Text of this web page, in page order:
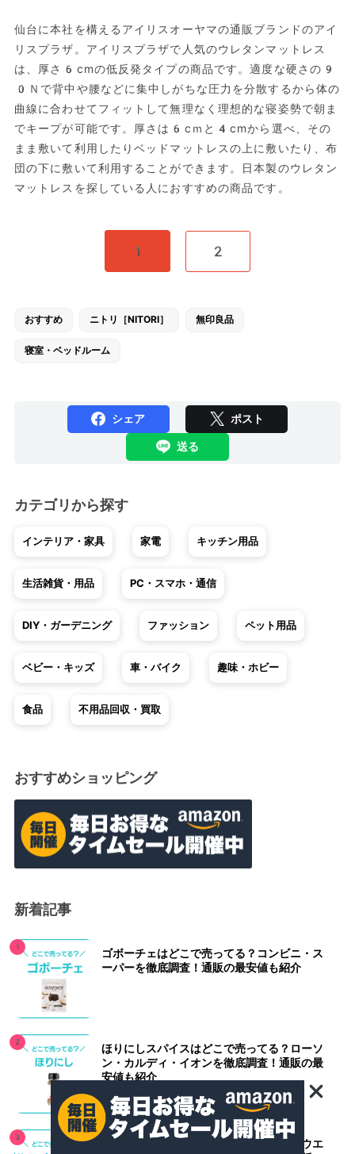
仙台に本社を構えるアイリスオーヤマの通販ブランドのアイ
リスプラザ。アイリスプラザで人気のウレタンマットレス
は、厚さ6cmの低反発タイプの商品です。適度な硬さの9
0Ｎで背中や腰などに集中しがちな圧力を分散するから体の
曲線に合わせてフィットして無理なく理想的な寝姿勢で朝ま
でキープが可能です。厚さは6cｍと4cmから選べ、その
まま敷いて利用したりベッドマットレスの上に敷いたり、布
団の下に敷いて利用することができます。日本製のウレタン
マットレスを探している人におすすめの商品です。
1 2
おすすめ ニトリ［NITORI］ 無印良品
寝室・ベッドルーム
シェア ポスト
送る
カテゴリから探す
インテリア・家具 家電 キッチン用品
生活雑貨・用品 PC・スマホ・通信
DIY・ガーデニング ファッション ペット用品
ベビー・キッズ 車・バイク 趣味・ホビー
食品 不用品回収・買取
おすすめショッピング
新着記事
ゴボーチェはどこで売ってる？コンビニ・ス
ーパーを徹底調査！通販の最安値も紹介
ほりにしスパイスはどこで売ってる？ローソ
ン・カルディ・イオンを徹底調査！通販の最
安値も紹介
パルスオキシメータはどこで売ってる？ウエ